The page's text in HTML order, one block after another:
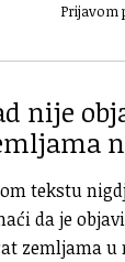
Prijavom
nije
tekstu
da je
zemljama